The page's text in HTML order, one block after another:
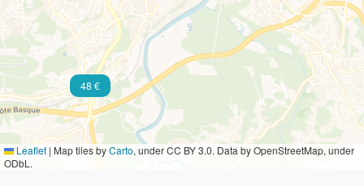
48 €
Leaflet | Map tiles byCarto, under CC BY 3.0. Data by OpenStreetMap, under
ODbL.